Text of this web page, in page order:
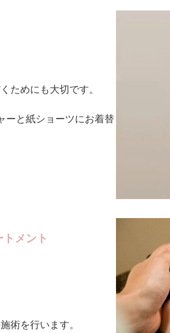
ためにも大切です。
ーと紙ショーツにお着替
メント
術を行います。